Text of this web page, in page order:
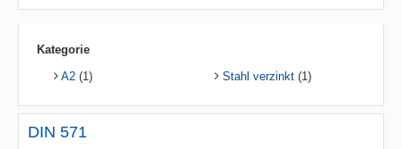
Kategorie
A2(1) Stahl verzinkt(1)
DIN 571